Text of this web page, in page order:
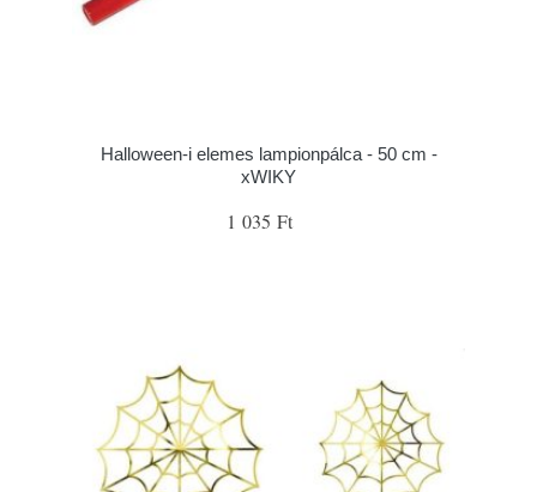
Halloween-i elemes lampionpálca - 50 cm -
xWIKY
1 035 Ft